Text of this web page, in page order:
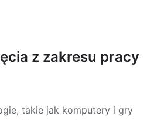
z zakresu pracy
takie jak komputery i gry